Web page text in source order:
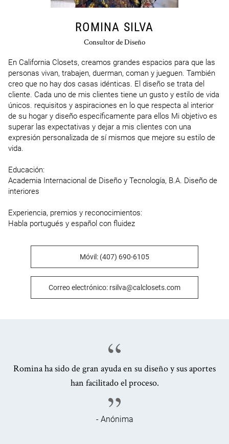
ROMINA SILVA
Consultor de Diseño
En California Closets, creamos grandes espacios para que las
personas vivan, trabajen, duerman, coman y jueguen. También
creo que no hay dos casas idénticas. El diseño se trata del
cliente. Cada uno de mis clientes tiene un gusto y estilo de vida
únicos. requisitos y aspiraciones en lo que respecta al interior
de su hogar y diseño específicamente para ellos Mi objetivo es
superar las expectativas y dejar a mis clientes con una
expresión personalizada de sí mismos que mejore su estilo de
vida.
Educación:
Academia Internacional de Diseño y Tecnología, B.A. Diseño de
interiores
Experiencia, premios y reconocimientos:
Habla portugués y español con fluidez
Móvil: (407) 690-6105
Correo electrónico: rsilva@calclosets.com
Romina ha sido de gran ayuda en su diseño y sus aportes
han facilitado el proceso.
- Anónima